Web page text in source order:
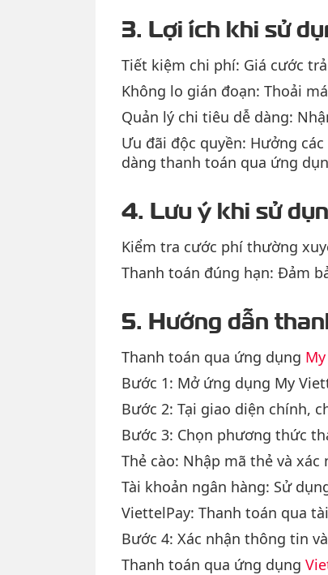
3. Lợi ích khi sử
Tiết kiệm chi phí: Giá cước
Không lo gián đoạn: Thoải
Quản lý chi tiêu dễ dàng:
Ưu đãi độc quyền: Hưởng
dàng thanh toán qua ứng
4. Lưu ý khi sử
Kiểm tra cước phí thường
Thanh toán đúng hạn: Đảm
5. Hướng dẫn
Thanh toán qua ứng dụng
Bước 1: Mở ứng dụng My
Bước 2: Tại giao diện chính,
Bước 3: Chọn phương thức
Thẻ cào: Nhập mã thẻ và xác
Tài khoản ngân hàng: Sử
ViettelPay: Thanh toán qua
Bước 4: Xác nhận thông tin
Thanh toán qua ứng dụng